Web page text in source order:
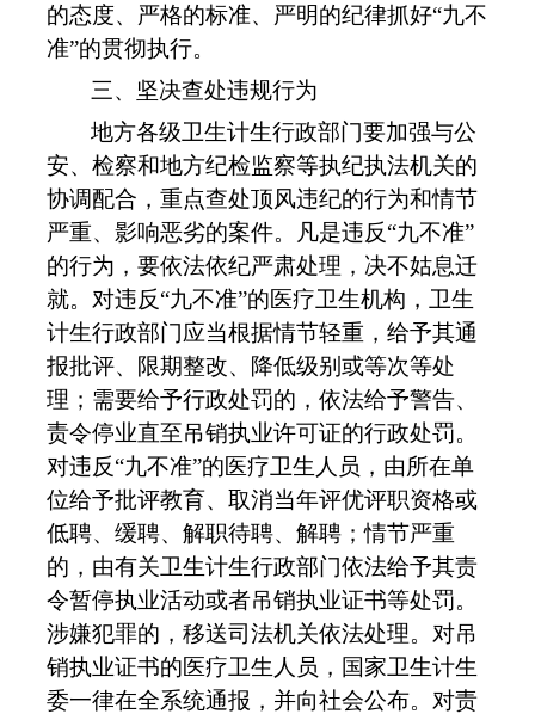
的态度、严格的标准、严明的纪律抓好“九不
准”的贯彻执行。
三、坚决查处违规行为
地方各级卫生计生行政部门要加强与公
安、检察和地方纪检监察等执纪执法机关的
协调配合，重点查处顶风违纪的行为和情节
严重、影响恶劣的案件。凡是违反“九不准”
的行为，要依法依纪严肃处理，决不姑息迁
就。对违反“九不准”的医疗卫生机构，卫生
计生行政部门应当根据情节轻重，给予其通
报批评、限期整改、降低级别或等次等处
理；需要给予行政处罚的，依法给予警告、
责令停业直至吊销执业许可证的行政处罚。
对违反“九不准”的医疗卫生人员，由所在单
位给予批评教育、取消当年评优评职资格或
低聘、缓聘、解职待聘、解聘；情节严重
的，由有关卫生计生行政部门依法给予其责
令暂停执业活动或者吊销执业证书等处罚。
涉嫌犯罪的，移送司法机关依法处理。对吊
销执业证书的医疗卫生人员，国家卫生计生
委一律在全系统通报，并向社会公布。对责